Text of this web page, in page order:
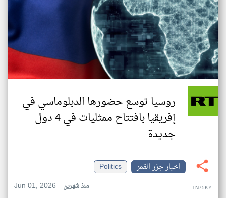
روسيا توسع حضورها الدبلوماسي في
إفريقيا بافتتاح ممثليات في 4 دول
جديدة
اخبار جزر القمر
Politics
Jun 01, 2026
منذ شهرين TN75KY